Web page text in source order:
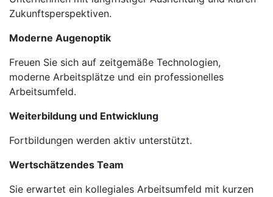
Zukunftsperspektiven.
Moderne Augenoptik
Freuen Sie sich auf zeitgemäße Technologien,
moderne Arbeitsplätze und ein professionelles
Arbeitsumfeld.
Weiterbildung und Entwicklung
Fortbildungen werden aktiv unterstützt.
Wertschätzendes Team
Sie erwartet ein kollegiales Arbeitsumfeld mit kurzen